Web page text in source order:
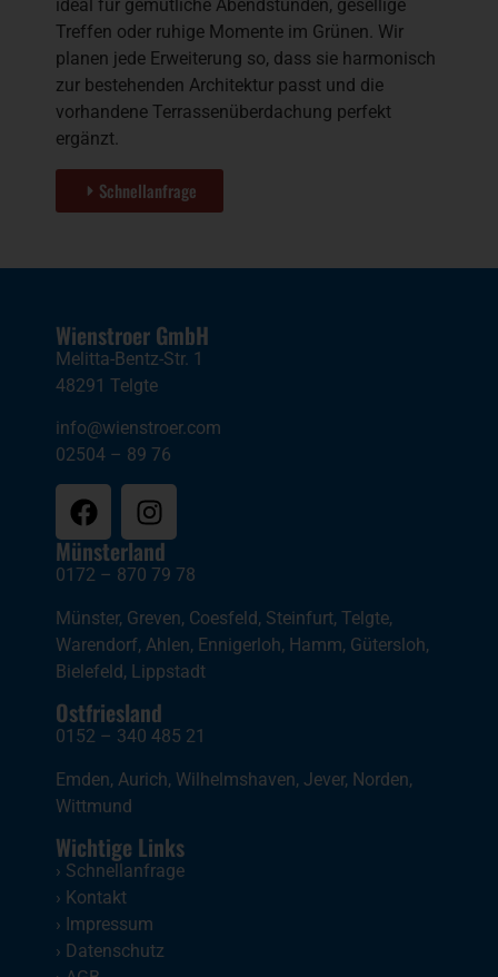
ideal für gemütliche Abendstunden, gesellige
Treffen oder ruhige Momente im Grünen. Wir
planen jede Erweiterung so, dass sie harmonisch
zur bestehenden Architektur passt und die
vorhandene Terrassenüberdachung perfekt
ergänzt.
Schnellanfrage
Wienstroer GmbH
Melitta-Bentz-Str. 1
48291 Telgte
info@wienstroer.com
02504 – 89 76
Münsterland
0172 – 870 79 78
Münster, Greven, Coesfeld, Steinfurt, Telgte,
Warendorf, Ahlen, Ennigerloh, Hamm, Gütersloh,
Bielefeld, Lippstadt
Ostfriesland
0152 – 340 485 21
Emden, Aurich, Wilhelmshaven, Jever, Norden,
Wittmund
Wichtige Links
› Schnellanfrage
› Kontakt
› Impressum
› Datenschutz